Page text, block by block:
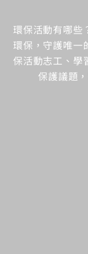
環保活動有哪些
環保，守護唯一
保活動志工、學
保護議題